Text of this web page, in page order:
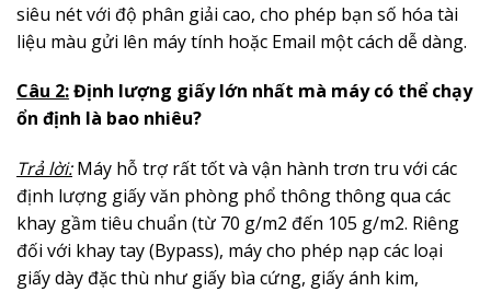
siêu nét với độ phân giải cao, cho phép bạn số hóa tài
liệu màu gửi lên máy tính hoặc Email một cách dễ dàng.
Câu 2:Định lượng giấy lớn nhất mà máy có thể chạy
ổn định là bao nhiêu?
Trả lời:Máy hỗ trợ rất tốt và vận hành trơn tru với các
định lượng giấy văn phòng phổ thông thông qua các
khay gầm tiêu chuẩn (từ 70 g/m2 đến 105 g/m2. Riêng
đối với khay tay (Bypass), máy cho phép nạp các loại
giấy dày đặc thù như giấy bìa cứng, giấy ánh kim,